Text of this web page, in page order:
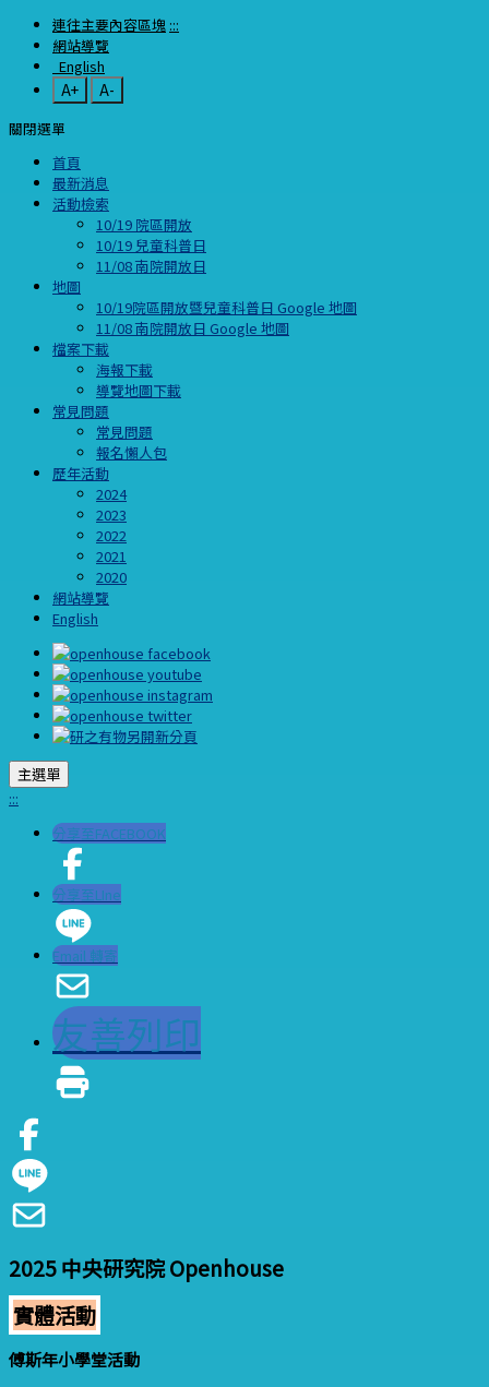
連往主要內容區塊 :::
網站導覽
English
A+
A-
關閉選單
首頁
最新消息
活動檢索
10/19 院區開放
10/19 兒童科普日
11/08 南院開放日
地圖
10/19院區開放暨兒童科普日 Google 地圖
11/08 南院開放日 Google 地圖
檔案下載
海報下載
導覽地圖下載
常見問題
常見問題
報名懶人包
歷年活動
2024
2023
2022
2021
2020
網站導覽
English
主選單
:::
分享至FACEBOOK
分享至LIne
Email 轉寄
友善列印
2025 中央研究院 Openhouse
實體活動
傅斯年小學堂活動